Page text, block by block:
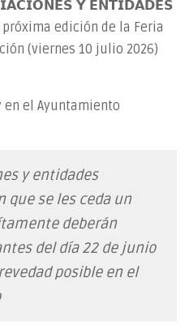
𝗬 𝗘𝗡𝗧𝗜𝗗𝗔𝗗𝗘𝗦
edición de la Feria
(viernes 10 julio 2026)
en el Ayuntamiento
y entidades
que se les ceda un
deberán
del día 22 de junio
posible en el